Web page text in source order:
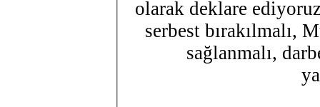
olarak deklare
serbest bırakılmalı,
sağlanmalı,